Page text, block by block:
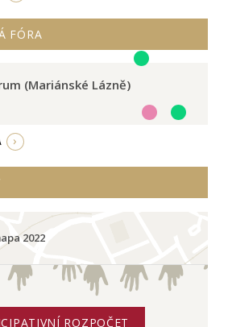
FÓRA
(Mariánské Lázně)
2022
ROZPOČET